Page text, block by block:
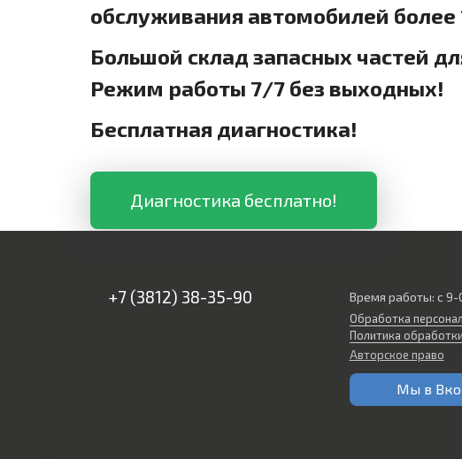
обслуживания автомобилей более
Большой склад запасных частей
Режим работы 7/7 без выходных!
Бесплатная диагностика!
Диагностика бесплатно!
+7 (3812) 38-35-90 Время работы: с
Обработка
Политика
Авторское право
Мы в